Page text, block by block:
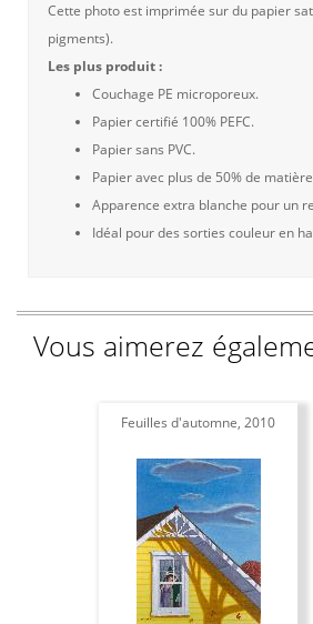
Cette photo est imprimée sur du papier
pigments).
Les plus produit :
Couchage PE microporeux.
Papier certifié 100% PEFC.
Papier sans PVC.
Papier avec plus de 50% de
Apparence extra blanche pour un
Idéal pour des sorties couleur en
Vous aimerez
Feuilles d'automne, 2010